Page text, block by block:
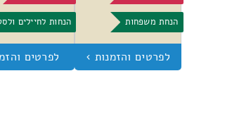
הנחת משפחות הנחות לחיילים